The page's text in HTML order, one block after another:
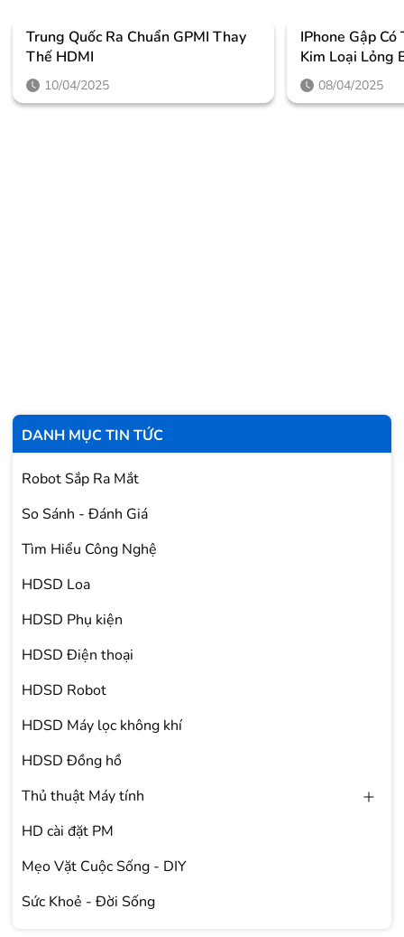
Trung Quốc Ra Chuẩn GPMI Thay
Thế HDMI
10/04/2025
IPhone Gập
Kim Loại Lỏng
08/04/2025
DANH MỤC TIN TỨC
Robot Sắp Ra Mắt
So Sánh - Đánh Giá
Tìm Hiểu Công Nghệ
HDSD Loa
HDSD Phụ kiện
HDSD Điện thoại
HDSD Robot
HDSD Máy lọc không khí
HDSD Đồng hồ
Thủ thuật Máy tính
HD cài đặt PM
Mẹo Vặt Cuộc Sống - DIY
Sức Khoẻ - Đời Sống